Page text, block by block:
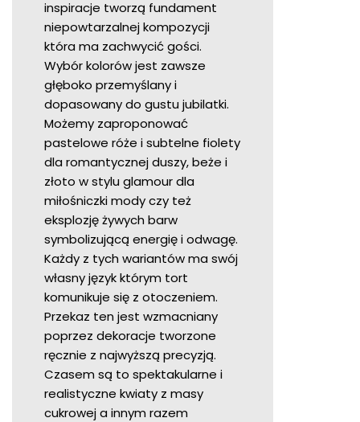
inspiracje tworzą fundament
niepowtarzalnej kompozycji
która ma zachwycić gości.
Wybór kolorów jest zawsze
głęboko przemyślany i
dopasowany do gustu jubilatki.
Możemy zaproponować
pastelowe róże i subtelne fiolety
dla romantycznej duszy, beże i
złoto w stylu glamour dla
miłośniczki mody czy też
eksplozję żywych barw
symbolizującą energię i odwagę.
Każdy z tych wariantów ma swój
własny język którym tort
komunikuje się z otoczeniem.
Przekaz ten jest wzmacniany
poprzez dekoracje tworzone
ręcznie z najwyższą precyzją.
Czasem są to spektakularne i
realistyczne kwiaty z masy
cukrowej a innym razem